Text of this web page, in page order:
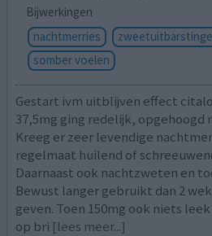
Bijwerkingen
nachtmerries
somber voelen
Gestart ivm uitblijven effect
37,5mg ging redelijk, opgehoogd
Kreeg er zeer levendige
regelmaat huilend of
Daarnaast ook nachtzweten en
Bewust langer gebruikt dan 2
geven. Toen 150mg ook niets
op bri [lees meer...]